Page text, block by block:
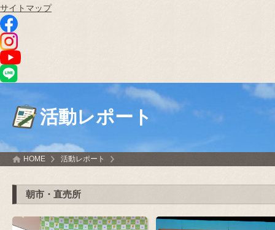
サイトマップ
活動レポート
HOME 活動レポート
朝市・直売所